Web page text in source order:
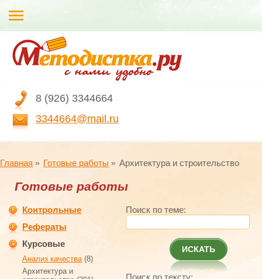
8 (926) 3344664
3344664@mail.ru
Главная Готовые работы Архитектура и строительство
Готовые работы
Контрольные
Рефераты
Курсовые
Анализ качества(8)
Архитектура и
Поиск по теме:
ИСКАТЬ
Поиск по тексту: